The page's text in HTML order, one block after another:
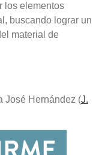
los elementos
buscando lograr un
material de
José Hernández (J.